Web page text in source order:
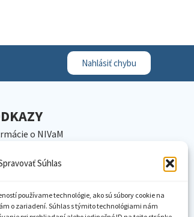
Súhlas
používame technológie, ako sú súbory cookie na
o zariadení. Súhlas s týmito technológiami nám
Nahlásiť chybu
o NIVaM